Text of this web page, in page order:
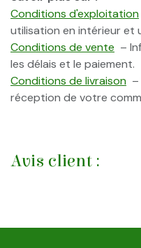
Conditions d'exploitation
utilisation en intérieur et
Conditions de vente –
les délais et le paiement.
Conditions de livraison
réception de votre
Avis client :